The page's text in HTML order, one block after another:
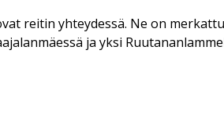
reitin yhteydessä. Ne on
ja yksi